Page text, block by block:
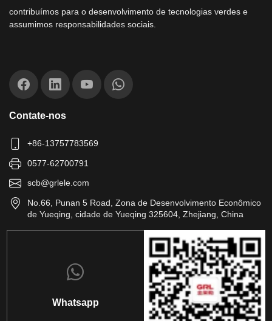
contribuímos para o desenvolvimento de tecnologias verdes e
assumimos responsabilidades sociais.
Contate-nos
+86-13757783569
0577-62700791
scb@grlele.com
No.66, Punan 5 Road, Zona de Desenvolvimento Econômico
de Yueqing, cidade de Yueqing 325604, Zhejiang, China
Whatsapp